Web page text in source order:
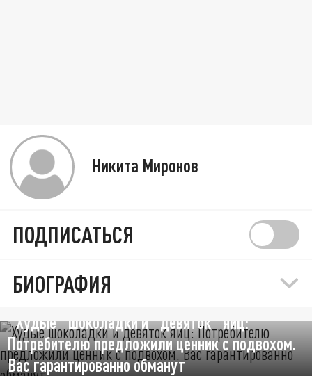
Никита Миронов
ПОДПИСАТЬСЯ
БИОГРАФИЯ
"Худые" шоколадки и "девяток" яиц:
Потребителю предложили ценник с подвохом.
Вас гарантированно обманут